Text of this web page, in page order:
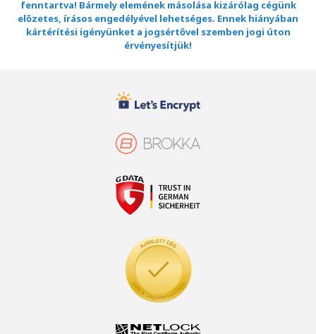
fenntartva! Bármely elemének másolása kizárólag cégünk
előzetes, írásos engedélyével lehetséges. Ennek hiányában
kártérítési igényünket a jogsértővel szemben jogi úton
érvényesítjük!